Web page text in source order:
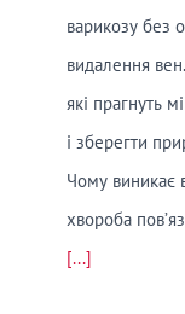
варикозу без
видалення
які прагнуть
і зберегти
Чому виникає
хвороба
[...]